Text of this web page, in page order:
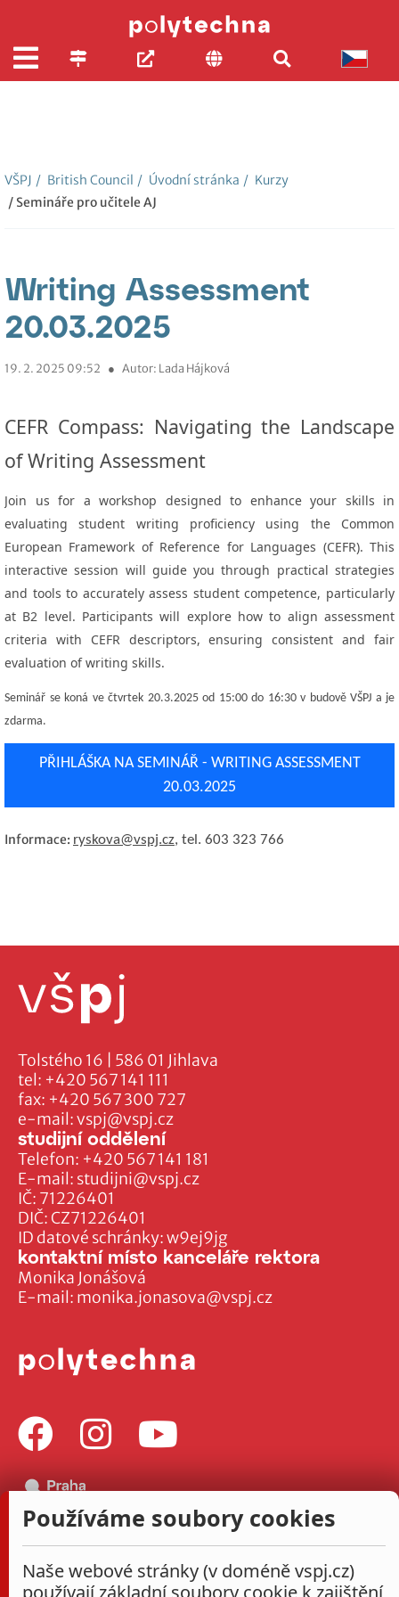
VŠPJ / British Council / Úvodní stránka / Kurzy
/ Semináře pro učitele AJ
Writing Assessment
20.03.2025
19. 2. 2025 09:52 ● Autor: Lada Hájková
CEFR Compass: Navigating the Landscape
of Writing Assessment
Join us for a workshop designed to enhance your skills in
evaluating student writing proficiency using the Common
European Framework of Reference for Languages (CEFR). This
interactive session will guide you through practical strategies
and tools to accurately assess student competence, particularly
at B2 level. Participants will explore how to align assessment
criteria with CEFR descriptors, ensuring consistent and fair
evaluation of writing skills.
Seminář se koná ve čtvrtek 20.3.2025 od 15:00 do 16:30 v budově VŠPJ a je
zdarma.
PŘIHLÁŠKA NA SEMINÁŘ - WRITING ASSESSMENT
20.03.2025
Informace: ryskova@vspj.cz, tel. 603 323 766
Tolstého 16 | 586 01 Jihlava
tel: +420 567 141 111
fax: +420 567 300 727
e-mail:vspj@vspj.cz
IČ: 71226401
DIČ: CZ71226401
ID datové schránky: w9ej9jg
studijní oddělení
Telefon: +420 567 141 181
E-mail: studijni@vspj.cz
kontaktní místo kanceláře rektora
Monika Jonášová
E-mail: monika.jonasova@vspj.cz
Používáme soubory cookies
Naše webové stránky (v doméně vspj.cz)
používají základní soubory cookie k zajištění